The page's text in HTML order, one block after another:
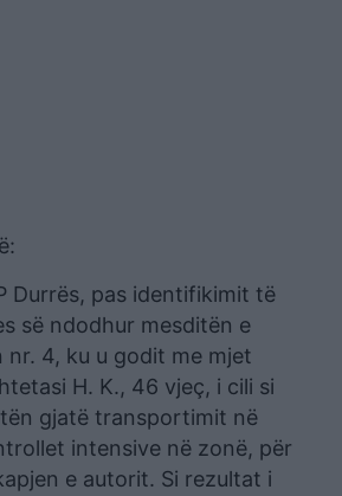
Durrës, pas identifikimit të
së ndodhur mesditën e
nr. 4, ku u godit me mjet
H. K., 46 vjeç, i cili si
gjatë transportimit në
intensive në zonë, për
e autorit. Si rezultat i